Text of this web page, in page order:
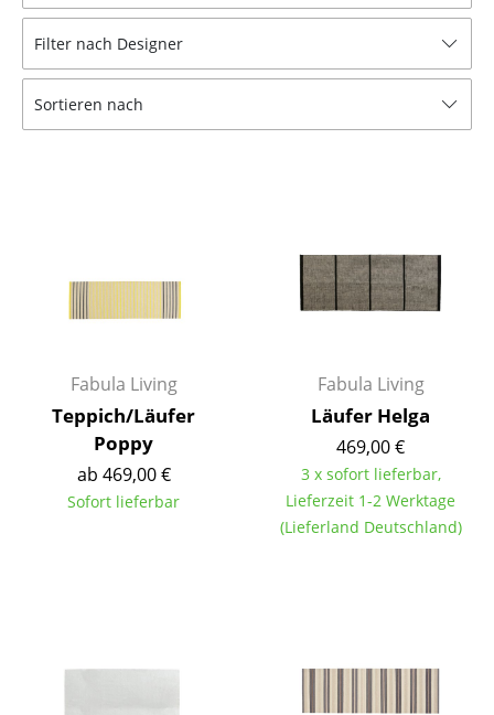
Bänke & Liegen
Sitzsäcke
Bürodrehstühle
Bürosessel
Einzelteile
... alle Sitzmöbel
Filter nach Designer
Sortieren nach
Fabula Living
Teppich/Läufer
Poppy
ab 469,00 €
Sofort lieferbar
Fabula Living
Läufer Helga
469,00 €
3 x sofort lieferbar,
Lieferzeit 1-2 Werktage
(Lieferland Deutschland)